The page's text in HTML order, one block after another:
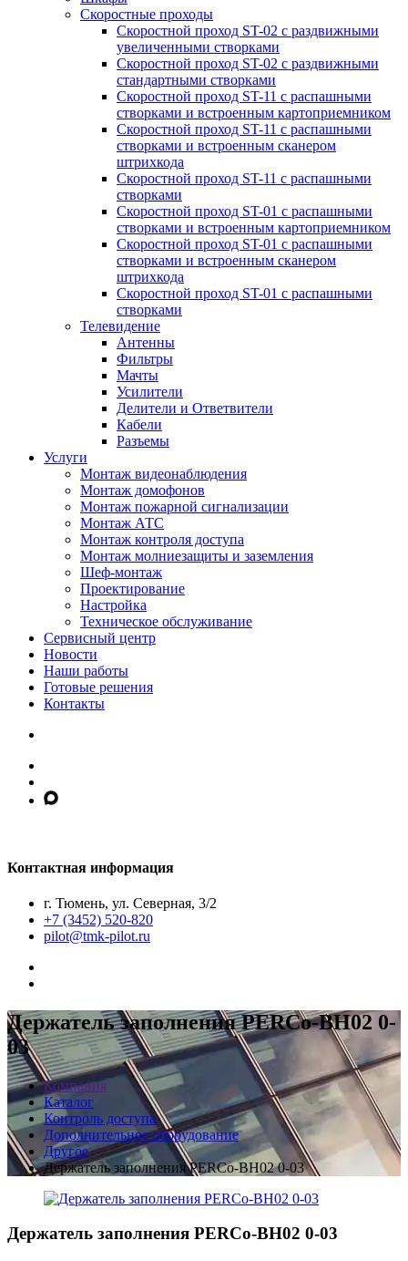
Скоростные проходы
Скоростной проход ST-02 с раздвижными
увеличенными створками
Скоростной проход ST-02 с раздвижными
стандартными створками
Скоростной проход ST-11 с распашными
створками и встроенным картоприемником
Скоростной проход ST-11 с распашными
створками и встроенным сканером
штрихкода
Скоростной проход ST-11 с распашными
створками
Скоростной проход ST-01 с распашными
створками и встроенным картоприемником
Скоростной проход ST-01 с распашными
створками и встроенным сканером
штрихкода
Скоростной проход ST-01 с распашными
створками
Телевидение
Антенны
Фильтры
Мачты
Усилители
Делители и Ответвители
Кабели
Разъемы
Услуги
Монтаж видеонаблюдения
Монтаж домофонов
Монтаж пожарной сигнализации
Монтаж АТС
Монтаж контроля доступа
Монтаж молниезащиты и заземления
Шеф-монтаж
Проектирование
Настройка
Техническое обслуживание
Сервисный центр
Новости
Наши работы
Готовые решения
Контакты
Контактная информация
г. Тюмень, ул. Северная, 3/2
+7 (3452) 520-820
pilot@tmk-pilot.ru
Держатель заполнения PERCo-BH02 0-
03
Компания
Каталог
Контроль доступа
Дополнительное оборудование
Другое
Держатель заполнения PERCo-BH02 0-03
Держатель заполнения PERCo-BH02 0-03